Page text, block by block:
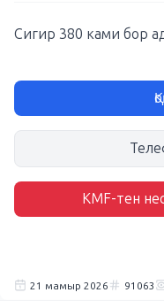
Сигир 380 ками бор
KMF-тен
21 мамыр 2026 91063